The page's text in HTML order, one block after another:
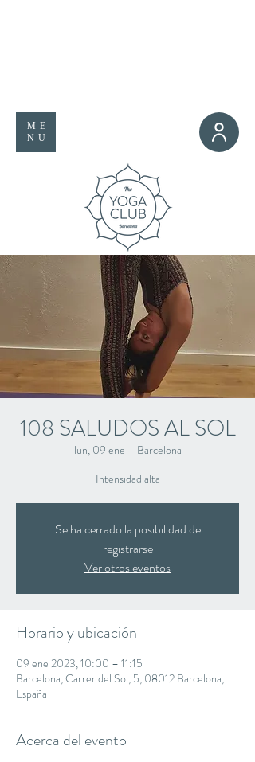
ME
NU
108 SALUDOS AL SOL
lun, 09 ene
  |
Barcelona
Intensidad alta
Se ha cerrado la posibilidad de
registrarse
Ver otros eventos
Horario y ubicación
09 ene 2023, 10:00 – 11:15
Barcelona, Carrer del Sol, 5, 08012 Barcelona,
España
Acerca del evento